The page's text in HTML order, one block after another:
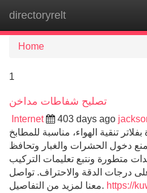
directoryrelt
Home
1
تصليح شفاطات مداخن
Internet 403 days ago
تنقية الهواء، مناسبة للمطابخ
دخول الحشرات والغبار وتحافظ
متطورة ونتبع تعليمات التركيب
درجات الدقة والاحتراف. تواصل
معنا لمزيد من التفاصيل. https://